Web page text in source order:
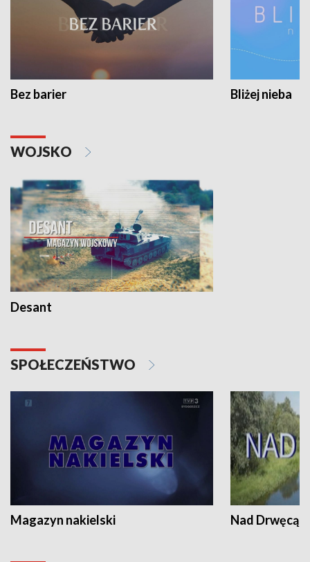
Bez barier Bliżej nieba
WOJSKO
Desant
SPOŁECZEŃSTWO
Magazyn nakielski Nad Drwęcą